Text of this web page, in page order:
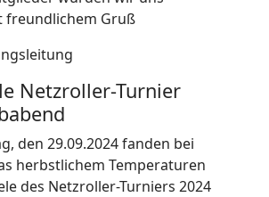
freundlichem Gruß
Netzroller-Turnier
den 29.09.2024 fanden bei
herbstlichem Temperaturen
des Netzroller-Turniers 2024